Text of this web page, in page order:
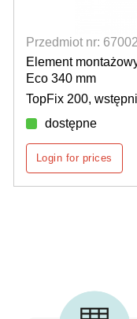
Przedmiot nr:
Element
Eco 340 mm
TopFix 200,
dostępne
Login for prices